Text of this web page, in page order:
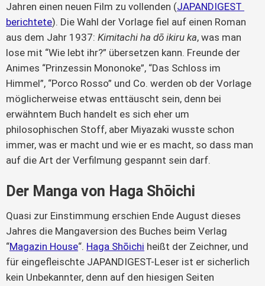
Jahren einen neuen Film zu vollenden (JAPANDIGEST
berichtete). Die Wahl der Vorlage fiel auf einen Roman
aus dem Jahr 1937: Kimitachi ha dō ikiru ka, was man
lose mit “Wie lebt ihr?” übersetzen kann. Freunde der
Animes “Prinzessin Mononoke”, “Das Schloss im
Himmel”, “Porco Rosso” und Co. werden ob der Vorlage
möglicherweise etwas enttäuscht sein, denn bei
erwähntem Buch handelt es sich eher um
philosophischen Stoff, aber Miyazaki wusste schon
immer, was er macht und wie er es macht, so dass man
auf die Art der Verfilmung gespannt sein darf.
Der Manga von Haga Shōichi
Quasi zur Einstimmung erschien Ende August dieses
Jahres die Mangaversion des Buches beim Verlag
“Magazin House“. Haga Shōichi heißt der Zeichner, und
für eingefleischte JAPANDIGEST-Leser ist er sicherlich
kein Unbekannter, denn auf den hiesigen Seiten